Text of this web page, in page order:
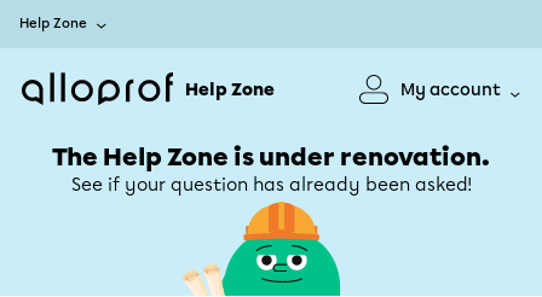
Help Zone
Help Zone My account
The Help Zone is under renovation.
See if your question has already been asked!